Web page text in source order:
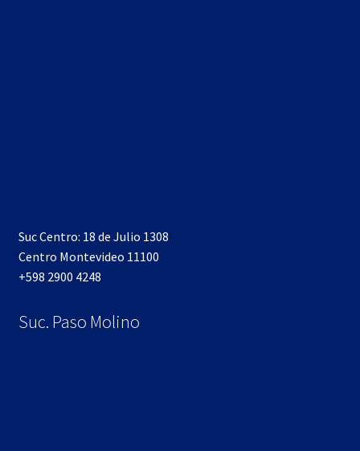
Suc Centro: 18 de Julio 1308
Centro Montevideo 11100
+598 2900 4248
Suc. Paso Molino